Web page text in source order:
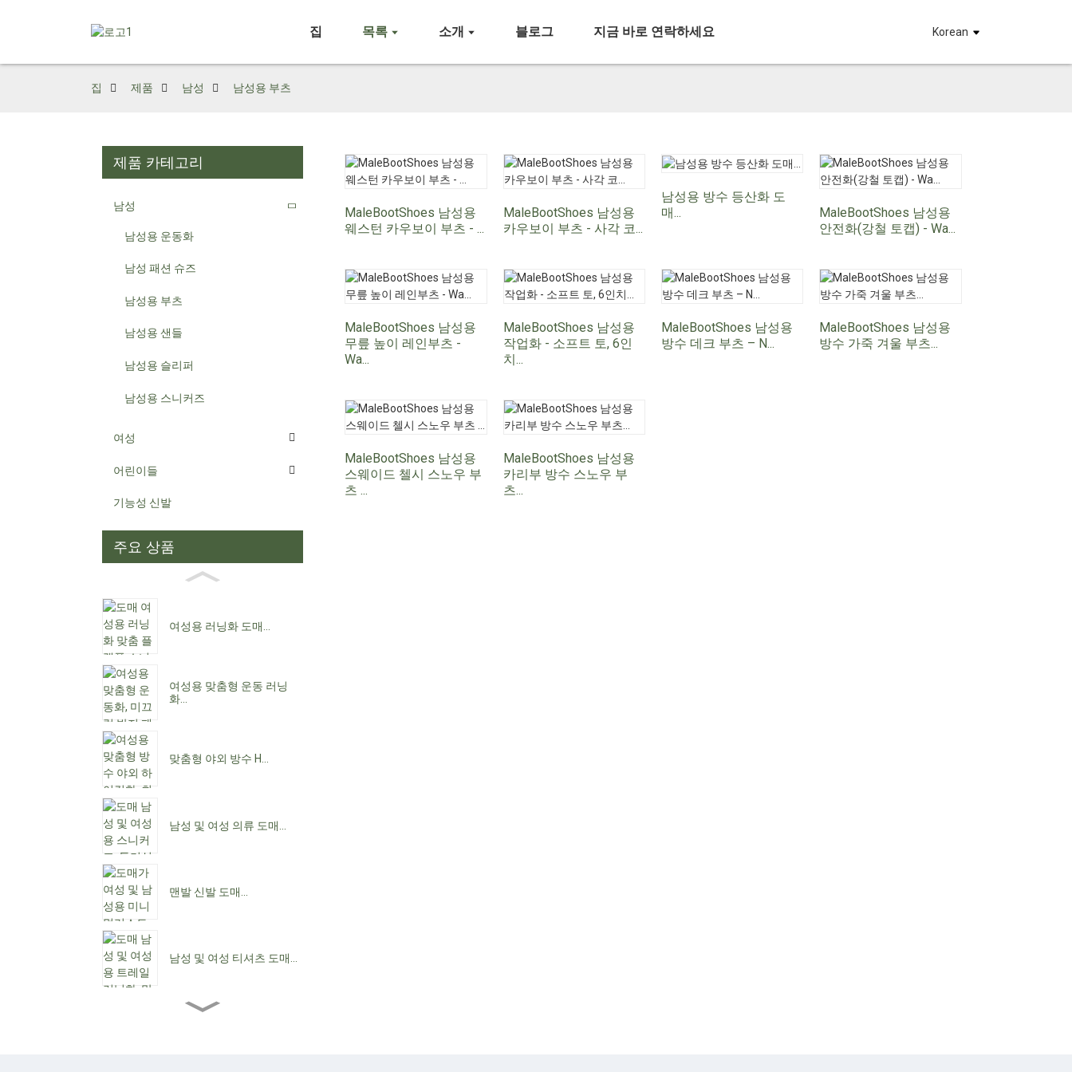
집 목록 소개 블로그 지금 바로 연락하세요 Korean
집 제품 남성 남성용 부츠
제품 카테고리
남성
남성용 운동화
남성 패션 슈즈
남성용 부츠
남성용 샌들
남성용 슬리퍼
남성용 스니커즈
여성
어린이들
기능성 신발
주요 상품
여성용 러닝화 도매...
여성용 맞춤형 운동 러닝
화...
맞춤형 야외 방수 H...
남성 및 여성 의류 도매...
맨발 신발 도매...
남성 및 여성 티셔츠 도매...
MaleBootShoes 남성용
웨스턴 카우보이 부츠 - ...
MaleBootShoes 남성용
카우보이 부츠 - 사각 코...
남성용 방수 등산화 도
매...
MaleBootShoes 남성용
안전화(강철 토캡) - Wa...
MaleBootShoes 남성용
무릎 높이 레인부츠 -
Wa...
MaleBootShoes 남성용
작업화 - 소프트 토, 6인
치...
MaleBootShoes 남성용
방수 데크 부츠 – N...
MaleBootShoes 남성용
방수 가죽 겨울 부츠...
MaleBootShoes 남성용
스웨이드 첼시 스노우 부
츠 ...
MaleBootShoes 남성용
카리부 방수 스노우 부
츠...